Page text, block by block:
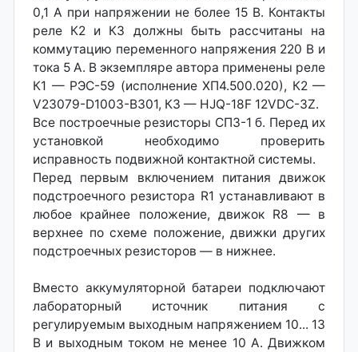
0,1 А при напряжении не более 15 В. Контакты
реле К2 и КЗ должны быть рассчитаны на
коммутацию переменного напряжения 220 В и
тока 5 А. В экземпляре автора применены реле
К1 — РЭС-59 (исполнение ХП4.500.020), К2 —
V23079-D1003-В301, КЗ — HJQ-18F 12VDC-3Z.
Все построечные резисторы СПЗ-1 б. Перед их
установкой необходимо проверить
исправность подвижной контактной системы.
Перед первым включением питания движок
подстроечного резистора R1 устанавливают в
любое крайнее положение, движок R8 — в
верхнее по схеме положение, движки других
подстроечных резисторов — в нижнее.
Вместо аккумуляторной батареи подключают
лабораторный источник питания с
регулируемым выходным напряжением 10... 13
В и выходным током не менее 10 А. Движком